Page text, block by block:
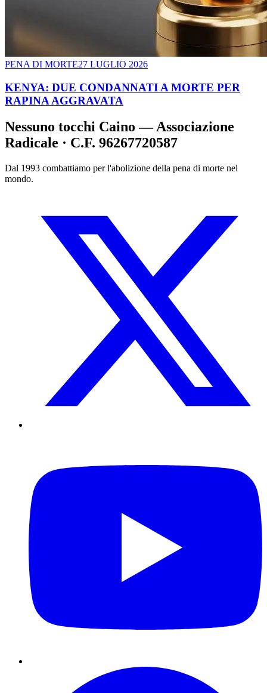
PENA DI MORTE27 LUGLIO 2026
KENYA: DUE CONDANNATI A MORTE PER
RAPINA AGGRAVATA
Nessuno tocchi Caino — Associazione
Radicale · C.F. 96267720587
Dal 1993 combattiamo per l'abolizione della pena di morte nel
mondo.